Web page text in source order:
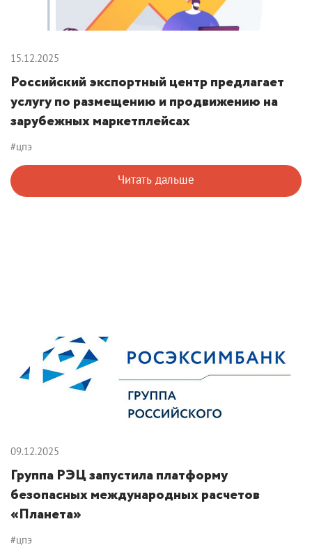
15.12.2025
Российский экспортный центр предлагает
услугу по размещению и продвижению на
зарубежных маркетплейсах
#цпэ
Читать дальше
09.12.2025
Группа РЭЦ запустила платформу
безопасных международных расчетов
«Планета»
#цпэ